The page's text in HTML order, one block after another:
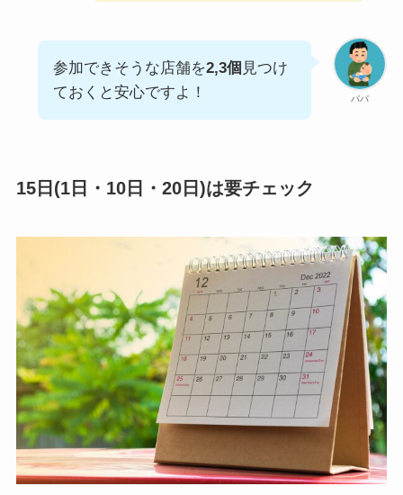
パパ
参加できそうな店舗を2,3個 見つけ
ておくと安心ですよ！
15日(1日・10日・20日)は要チェック